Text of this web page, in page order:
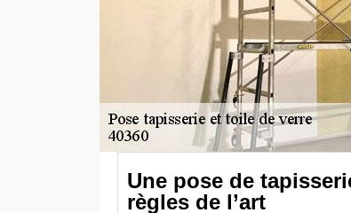
Une pose de
règles de l’art